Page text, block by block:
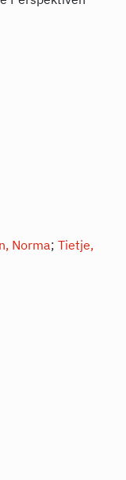
Norma; Tietje,